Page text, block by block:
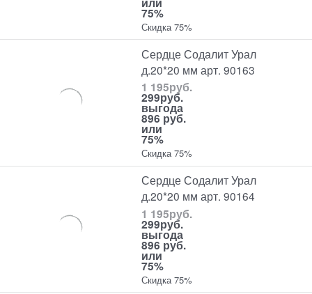
75%
Скидка 75%
Сердце Содалит Урал
д.20*20 мм арт. 90163
1 195руб.
299руб.
выгода
896 руб.
или
75%
Скидка 75%
Сердце Содалит Урал
д.20*20 мм арт. 90164
1 195руб.
299руб.
выгода
896 руб.
или
75%
Скидка 75%